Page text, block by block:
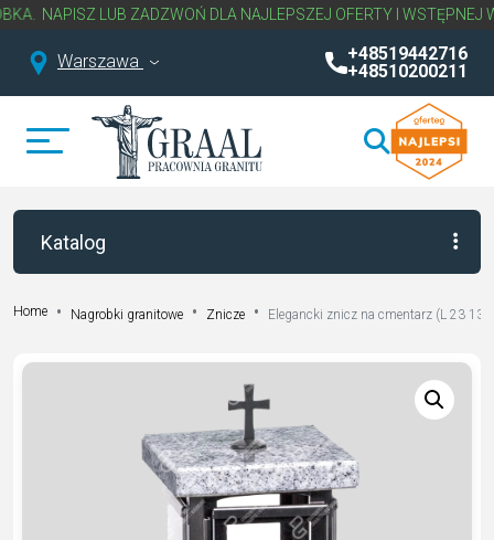
LUB ZADZWOŃ DLA NAJLEPSZEJ OFERTY I WSTĘPNEJ WYCENY
Warszawa
+48519442716
+48510200211
Katalog
Home Nagrobki granitowe Znicze Elegancki znicz na cmentarz (L 23